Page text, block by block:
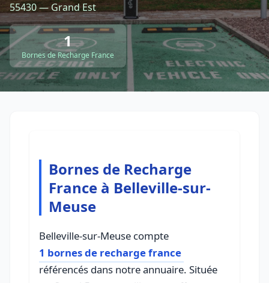
CGU-Confidentialité- Service proposé parViteUnDevis.com-Vous
55430 — Grand Est
1
Bornes de Recharge France
Bornes de Recharge
France à Belleville-sur-
Meuse
Belleville-sur-Meuse compte
1 bornes de recharge france
référencés dans notre annuaire. Située